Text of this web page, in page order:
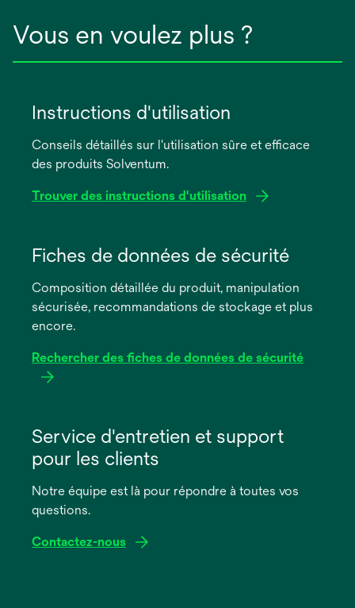
Vous en voulez plus ?
Instructions d'utilisation
Conseils détaillés sur l'utilisation sûre et efficace
des produits Solventum.
Trouver des instructions d'utilisation
dans
nouvel
onglet
Fiches de données de sécurité
Composition détaillée du produit, manipulation
sécurisée, recommandations de stockage et plus
encore.
Rechercher des fiches de données de sécurité
dans
nouvel
onglet
Service d'entretien et support
pour les clients
Notre équipe est là pour répondre à toutes vos
questions.
Contactez-nous